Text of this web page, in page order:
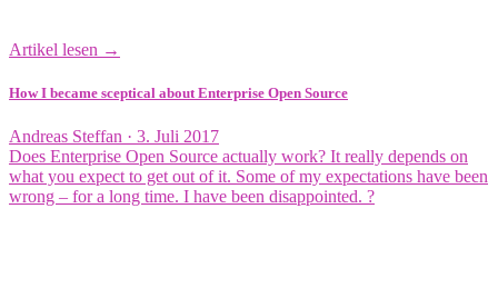
Artikel lesen →
How I became sceptical about Enterprise Open Source
Andreas Steffan · Veröffentlicht
am
3. Juli 2017
Does Enterprise Open Source actually work? It really depends on
what you expect to get out of it. Some of my expectations have been
wrong – for a long time. I have been disappointed. ?